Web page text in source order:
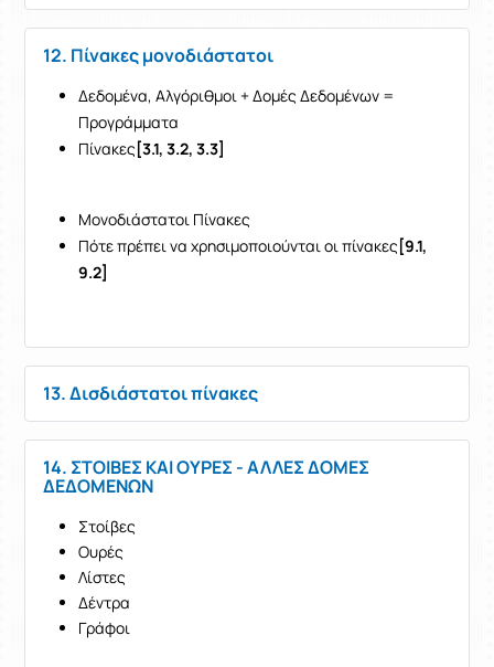
12. Πίνακες μονοδιάστατοι
Δεδομένα, Αλγόριθμοι + Δομές Δεδομένων =
Προγράμματα
Πίνακες[3.1, 3.2, 3.3]
Μονοδιάστατοι Πίνακες
Πότε πρέπει να χρησιμοποιούνται οι πίνακες[9.1,
9.2]
13. Δισδιάστατοι πίνακες
14. ΣΤΟΙΒΕΣ ΚΑΙ ΟΥΡΕΣ - ΑΛΛΕΣ ΔΟΜΕΣ
ΔΕΔΟΜΕΝΩΝ
Στοίβες
Ουρές
Λίστες
Δέντρα
Γράφοι